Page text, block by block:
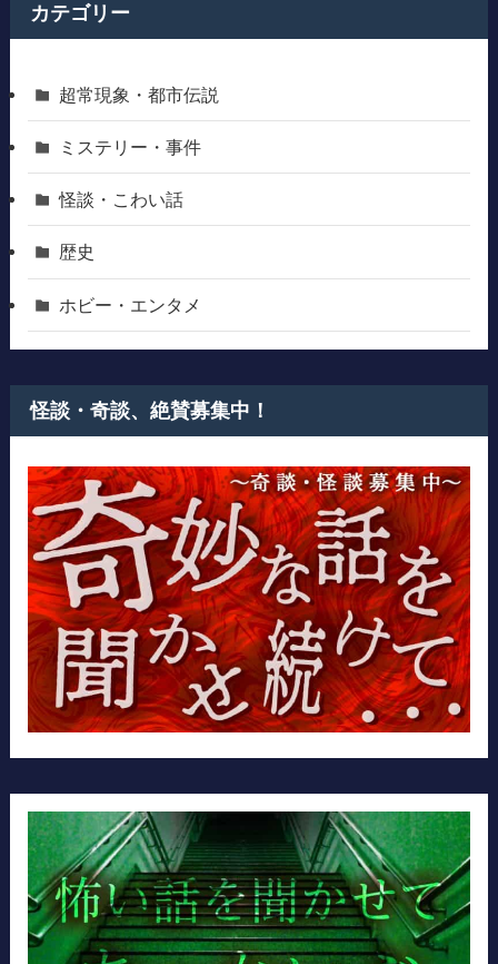
カテゴリー
超常現象・都市伝説
ミステリー・事件
怪談・こわい話
歴史
ホビー・エンタメ
怪談・奇談、絶賛募集中！